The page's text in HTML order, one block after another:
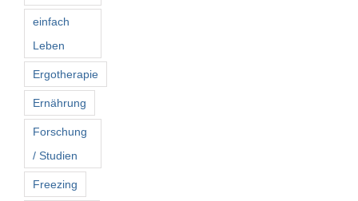
einfach
Leben
Ergotherapie
Ernährung
Forschung
/ Studien
Freezing